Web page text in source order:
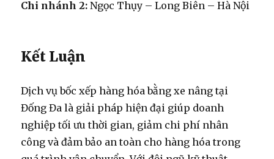
Chi nhánh 2: Ngọc Thụy – Long Biên – Hà Nội
Kết Luận
Dịch vụ bốc xếp hàng hóa bằng xe nâng tại
Đống Đa là giải pháp hiện đại giúp doanh
nghiệp tối ưu thời gian, giảm chi phí nhân
công và đảm bảo an toàn cho hàng hóa trong